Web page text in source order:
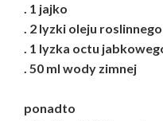
. 1 jajko
. 2 lyzki oleju roslinnego
. 1 lyzka octu
. 50 ml wody zimnej
ponadto